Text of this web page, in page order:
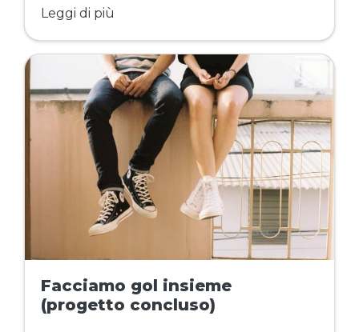
Leggi di più
Facciamo gol insieme
(progetto concluso)